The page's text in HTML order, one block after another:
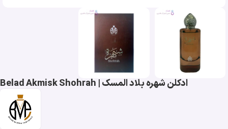
ادکلن شهره بلاد المسک | Belad Akmisk Shohrah